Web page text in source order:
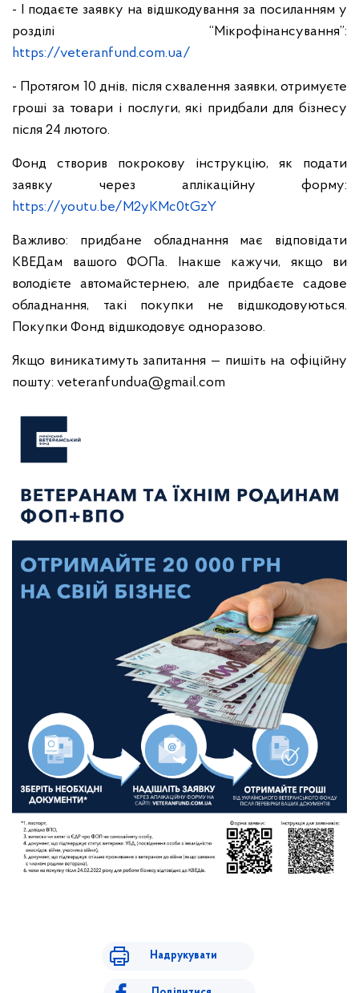
- І подаєте заявку на відшкодування за посиланням у
розділі “Мікрофінансування”:
https://veteranfund.com.ua/
- Протягом 10 днів, після схвалення заявки, отримуєте
гроші за товари і послуги, які придбали для бізнесу
після 24 лютого.
Фонд створив покрокову інструкцію, як подати
заявку через аплікаційну форму:
https://youtu.be/M2yKMc0tGzY
Важливо: придбане обладнання має відповідати
КВЕДам вашого ФОПа. Інакше кажучи, якщо ви
володієте автомайстернею, але придбаєте садове
обладнання, такі покупки не відшкодовуються.
Покупки Фонд відшкодовує одноразово.
Якщо виникатимуть запитання — пишіть на офіційну
пошту: veteranfundua@gmail.com
Надрукувати